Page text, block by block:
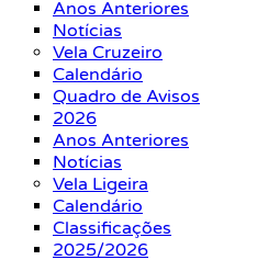
Anos Anteriores
Notícias
Vela Cruzeiro
Calendário
Quadro de Avisos
2026
Anos Anteriores
Notícias
Vela Ligeira
Calendário
Classificações
2025/2026